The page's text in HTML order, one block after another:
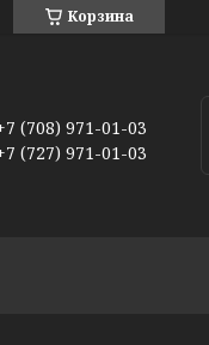
Корзина
(708) 971-01-03
(727) 971-01-03